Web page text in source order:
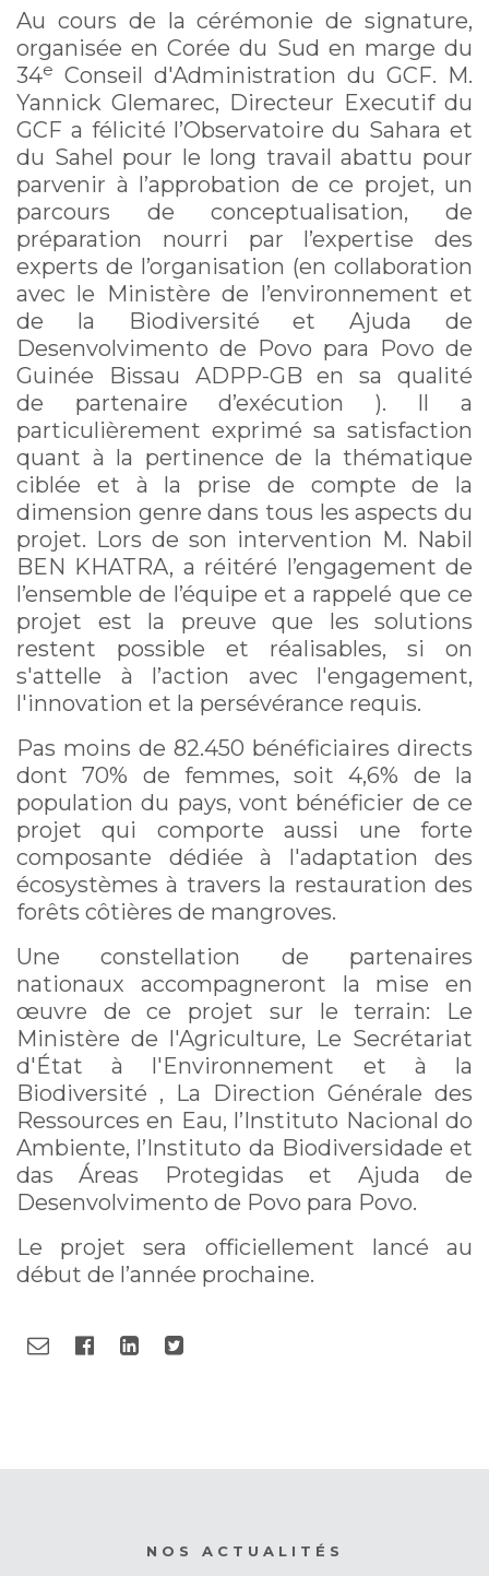
Au cours de la cérémonie de signature,
organisée en Corée du Sud en marge du
34e Conseil d'Administration du GCF. M.
Yannick Glemarec, Directeur Executif du
GCF a félicité l’Observatoire du Sahara et
du Sahel pour le long travail abattu pour
parvenir à l’approbation de ce projet, un
parcours de conceptualisation, de
préparation nourri par l’expertise des
experts de l’organisation (en collaboration
avec le Ministère de l’environnement et
de la Biodiversité et Ajuda de
Desenvolvimento de Povo para Povo de
Guinée Bissau ADPP-GB en sa qualité
de partenaire d’exécution ). Il a
particulièrement exprimé sa satisfaction
quant à la pertinence de la thématique
ciblée et à la prise de compte de la
dimension genre dans tous les aspects du
projet. Lors de son intervention M. Nabil
BEN KHATRA, a réitéré l’engagement de
l’ensemble de l’équipe et a rappelé que ce
projet est la preuve que les solutions
restent possible et réalisables, si on
s'attelle à l’action avec l'engagement,
l'innovation et la persévérance requis.
Pas moins de 82.450 bénéficiaires directs
dont 70% de femmes, soit 4,6% de la
population du pays, vont bénéficier de ce
projet qui comporte aussi une forte
composante dédiée à l'adaptation des
écosystèmes à travers la restauration des
forêts côtières de mangroves.
Une constellation de partenaires
nationaux accompagneront la mise en
œuvre de ce projet sur le terrain: Le
Ministère de l'Agriculture, Le Secrétariat
d'État à l'Environnement et à la
Biodiversité , La Direction Générale des
Ressources en Eau, l’Instituto Nacional do
Ambiente, l’Instituto da Biodiversidade et
das Áreas Protegidas et Ajuda de
Desenvolvimento de Povo para Povo.
Le projet sera officiellement lancé au
début de l’année prochaine.
NOS ACTUALITÉS